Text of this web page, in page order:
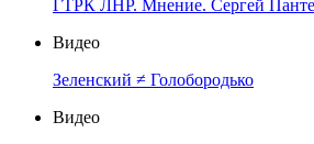
ГТРК ЛНР. Мнение. Сергей
Видео
Зеленский ≠ Голобородько
Видео